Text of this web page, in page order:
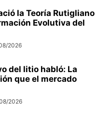
la Teoría Rutigliano
Evolutiva del
2026
del litio habló: La
que el mercado
2026